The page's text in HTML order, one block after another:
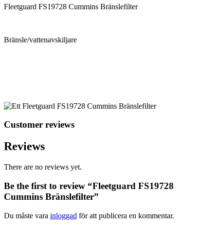
Fleetguard FS19728 Cummins Bränslefilter
Bränsle/vattenavskiljare
Customer reviews
Reviews
There are no reviews yet.
Be the first to review “Fleetguard FS19728
Cummins Bränslefilter”
Du måste vara inloggad för att publicera en kommentar.